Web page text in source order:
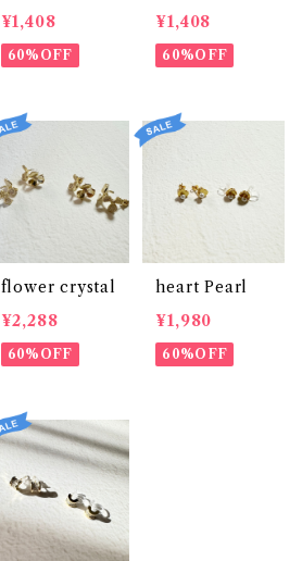
¥1,408
60%OFF
¥1,408
60%OFF
flower crystal
¥2,288
60%OFF
heart Pearl
¥1,980
60%OFF